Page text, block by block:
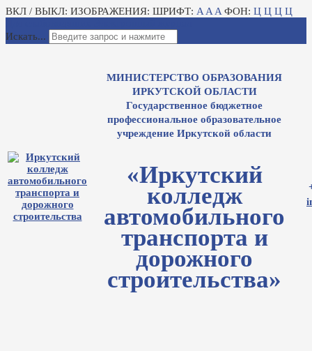
ВКЛ / ВЫКЛ: ИЗОБРАЖЕНИЯ: ШРИФТ: A A A ФОН: Ц Ц Ц Ц
Искать...
МИНИСТЕРСТВО ОБРАЗОВАНИЯ
ИРКУТСКОЙ ОБЛАСТИ
Государственное бюджетное
профессиональное образовательное
учреждение Иркутской области
«Иркутский
колледж
автомобильного
транспорта и
дорожного
строительства»